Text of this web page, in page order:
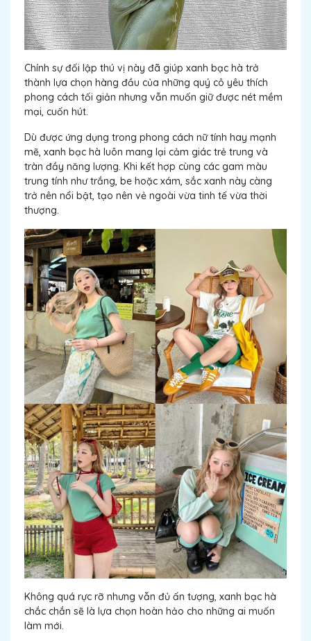
Chính sự đối lập thú vị này đã giúp xanh bạc hà trở
thành lựa chọn hàng đầu của những quý cô yêu thích
phong cách tối giản nhưng vẫn muốn giữ được nét mềm
mại, cuốn hút.
Dù được ứng dụng trong phong cách nữ tính hay mạnh
mẽ, xanh bạc hà luôn mang lại cảm giác trẻ trung và
tràn đầy năng lượng. Khi kết hợp cùng các gam màu
trung tính như trắng, be hoặc xám, sắc xanh này càng
trở nên nổi bật, tạo nên vẻ ngoài vừa tinh tế vừa thời
thượng.
Không quá rực rỡ nhưng vẫn đủ ấn tượng, xanh bạc hà
chắc chắn sẽ là lựa chọn hoàn hảo cho những ai muốn
làm mới.